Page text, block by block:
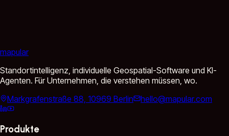
mapular
Standortintelligenz, individuelle Geospatial-Software und KI-
Agenten. Für Unternehmen, die verstehen müssen, wo.
Markgrafenstraße 88, 10969 Berlin
hello@mapular.com
Produkte